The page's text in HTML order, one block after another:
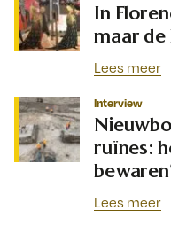
In
maar de
Lees meer
Interview
ruïnes:
Lees meer